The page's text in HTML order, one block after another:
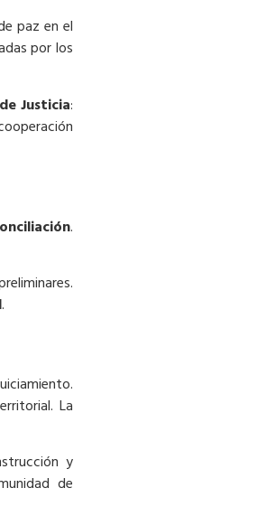
paz en el
por los
Justicia:
.
.
La
y
de